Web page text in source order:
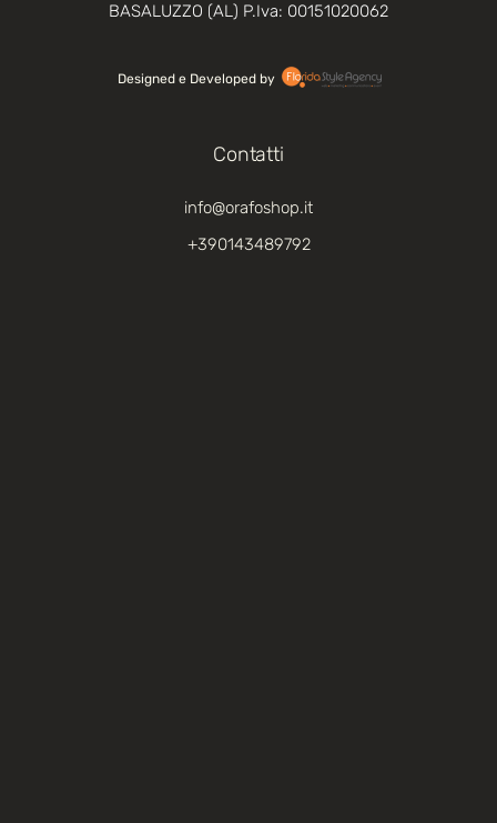
BASALUZZO (AL) P.Iva: 00151020062
Contatti
info@orafoshop.it
+390143489792